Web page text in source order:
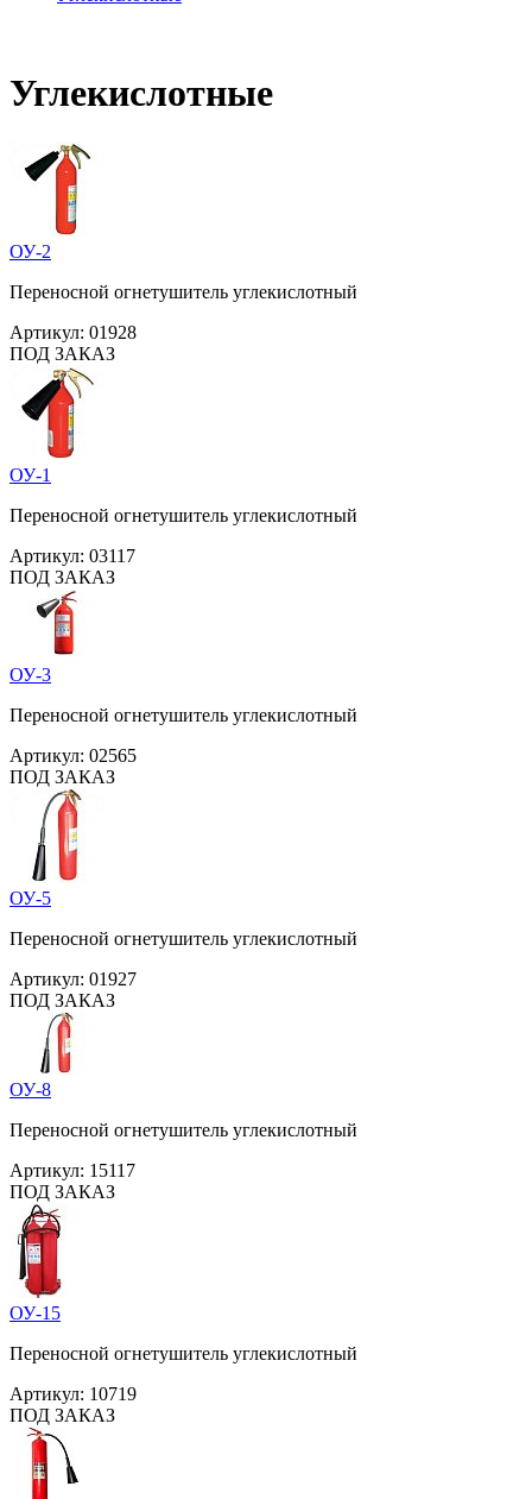
Углекислотные
ОУ-2
Переносной огнетушитель углекислотный
Артикул: 01928
ПОД ЗАКАЗ
ОУ-1
Переносной огнетушитель углекислотный
Артикул: 03117
ПОД ЗАКАЗ
ОУ-3
Переносной огнетушитель углекислотный
Артикул: 02565
ПОД ЗАКАЗ
ОУ-5
Переносной огнетушитель углекислотный
Артикул: 01927
ПОД ЗАКАЗ
ОУ-8
Переносной огнетушитель углекислотный
Артикул: 15117
ПОД ЗАКАЗ
ОУ-15
Переносной огнетушитель углекислотный
Артикул: 10719
ПОД ЗАКАЗ